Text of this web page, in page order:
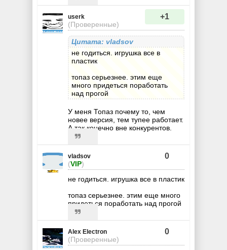
userk
(Проверенные)
+1
Цитата: vladsov
не годиться. игрушка все в
пластик
топаз серьезнее. этим еще
много придеться поработать
над прогой
У меня Топаз почему то, чем
новее версия, тем тупее работает.
А так конечно вне конкурентов.
vladsov
(VIP)
0
не годиться. игрушка все в пластик
топаз серьезнее. этим еще много
придеться поработать над прогой
Alex Electron
(Проверенные)
0